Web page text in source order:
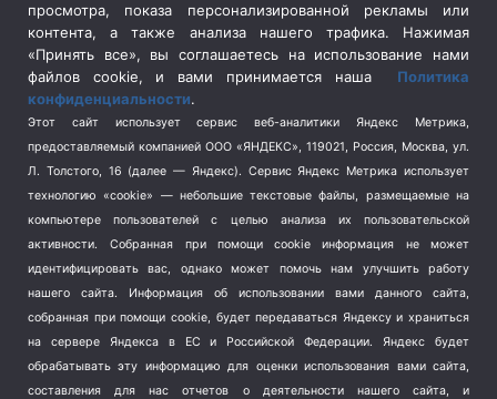
Социальная политика
(3)
Спецоперация в Украине
Спецоперация на Украине
(404)
Спорт (740)
Терроризм (1)
Транспорт (262)
Туризм (178)
Флот (76)
Школа и спорт (2)
Экология (8)
Экономика (1172)
просмотра, показа персонализированной рекламы или
контента, а также анализа нашего трафика. Нажимая
«Принять все», вы соглашаетесь на использование нами
файлов cookie, и вами принимается наша Политика
конфиденциальности.
Этот сайт использует сервис веб-аналитики Яндекс Метрика,
предоставляемый компанией ООО «ЯНДЕКС», 119021, Россия, Москва, ул.
Л. Толстого, 16 (далее — Яндекс). Сервис Яндекс Метрика использует
технологию «cookie» — небольшие текстовые файлы, размещаемые на
компьютере пользователей с целью анализа их пользовательской
активности.
Собранная при помощи cookie информация не может
идентифицировать вас, однако может помочь нам улучшить работу
нашего сайта. Информация об использовании вами данного сайта,
собранная при помощи cookie, будет передаваться Яндексу и храниться
на сервере Яндекса в ЕС и Российской Федерации. Яндекс будет
обрабатывать эту информацию для оценки использования вами сайта,
составления для нас отчетов о деятельности нашего сайта, и